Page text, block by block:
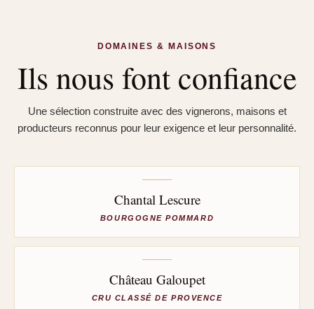
DOMAINES & MAISONS
Ils nous font confiance
Une sélection construite avec des vignerons, maisons et
producteurs reconnus pour leur exigence et leur personnalité.
Chantal Lescure
BOURGOGNE POMMARD
Château Galoupet
CRU CLASSÉ DE PROVENCE